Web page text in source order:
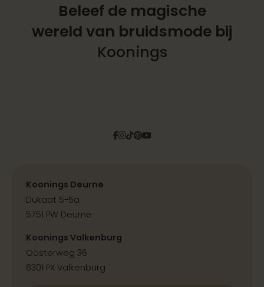
Beleef de magische
wereld van bruidsmode bij
Koonings
Facebook
Instagram
Tiktok
Pinterest
YouTube
Koonings Deurne
Dukaat 5-5a
5751 PW Deurne
Koonings Valkenburg
Oosterweg 36
6301 PX Valkenburg